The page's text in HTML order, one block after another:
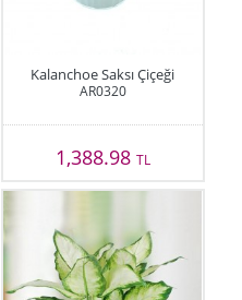
Kalanchoe Saksı Çiçeği
AR0320
1,388.98 TL